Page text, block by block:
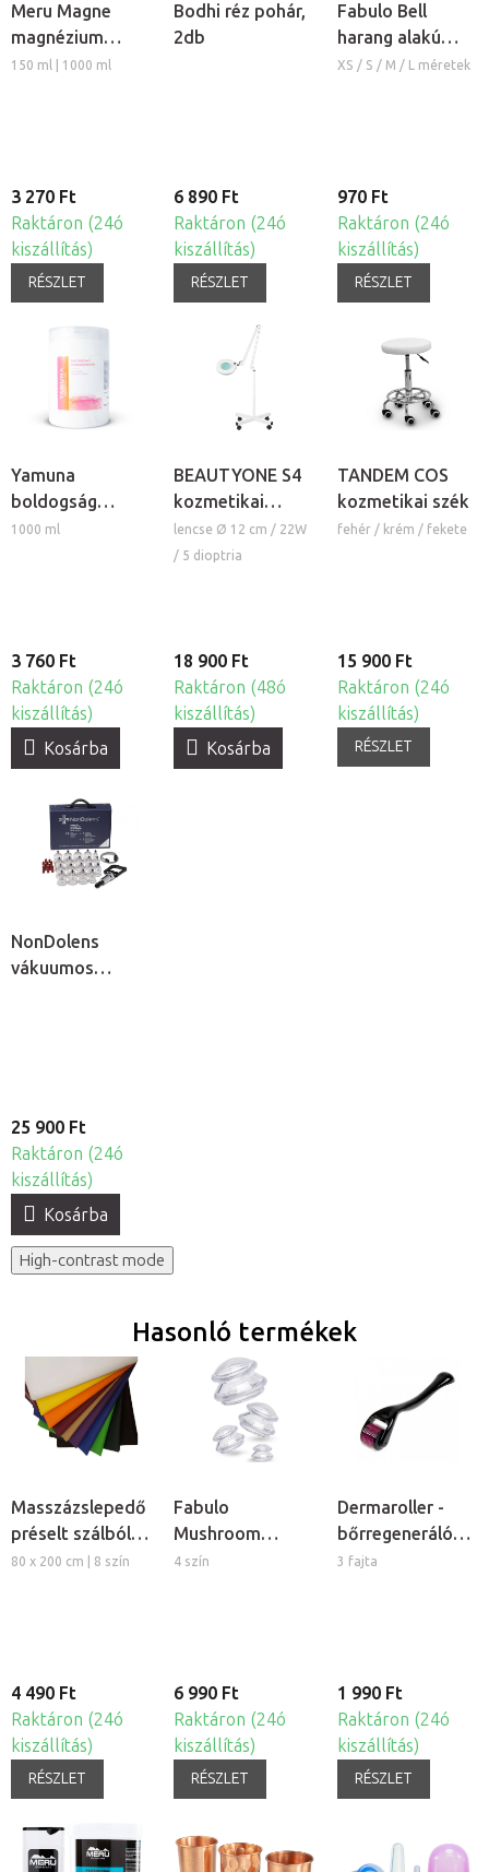
Meru Magne
magnézium
masszázs krém
150 ml | 1000 ml
3 270 Ft
Raktáron (24ó
kiszállítás)
RÉSZLET
Bodhi réz pohár,
2db
6 890 Ft
Raktáron (24ó
kiszállítás)
RÉSZLET
Fabulo Bell
harang alakú
szilikon köpöly
XS / S / M / L méretek
970 Ft
Raktáron (24ó
kiszállítás)
RÉSZLET
Yamuna
boldogság
masszázskrém
1000 ml
3 760 Ft
Raktáron (24ó
kiszállítás)
Kosárba
BEAUTYONE S4
kozmetikai
lámpa nagyítóval
és állvánnyal
lencse Ø 12 cm / 22W
/ 5 dioptria
18 900 Ft
Raktáron (48ó
kiszállítás)
Kosárba
TANDEM COS
kozmetikai szék
fehér / krém / fekete
15 900 Ft
Raktáron (24ó
kiszállítás)
RÉSZLET
NonDolens
vákuumos
25 900 Ft
Raktáron (24ó
kiszállítás)
Kosárba
High-contrast mode
Hasonló termékek
Masszázslepedő
préselt szálból,
5db
80 x 200 cm | 8 szín
4 490 Ft
Raktáron (24ó
kiszállítás)
RÉSZLET
Fabulo
Mushroom
gomba alakú
4 szín
6 990 Ft
Raktáron (24ó
kiszállítás)
RÉSZLET
Dermaroller -
bőrregeneráló
tűs henger
3 fajta
1 990 Ft
Raktáron (24ó
kiszállítás)
RÉSZLET